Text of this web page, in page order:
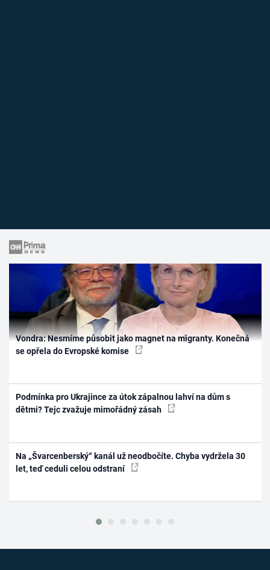
Vondra: Nesmíme působit jako magnet na migranty. Konečná
se opřela do Evropské komise
Podmínka pro Ukrajince za útok zápalnou lahví na dům s
dětmi? Tejc zvažuje mimořádný zásah
Na „Švarcenberský“ kanál už neodbočíte. Chyba vydržela 30
let, teď ceduli celou odstraní